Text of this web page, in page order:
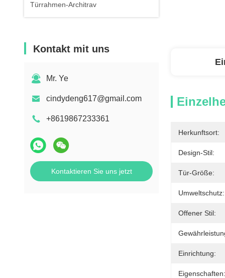
Türrahmen-Architrav
Kontakt mit uns
Mr. Ye
cindydeng617@gmail.com
+8619867233361
Kontaktieren Sie uns jetzt
Herkunftsort:
Design-Stil:
Tür-Größe:
Umweltschutz:
Offener Stil:
Einrichtung:
Eigenschaften: